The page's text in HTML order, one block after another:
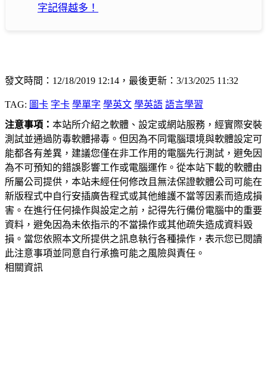
字記得越多！
發文時間：12/18/2019 12:14，最後更新：3/13/2025 11:32
TAG: 圖卡 字卡 學單字 學英文 學英語 語言學習
注意事項： 本站所介紹之軟體、設定或網站服務，經實際安裝
測試並通過防毒軟體掃毒。但因為不同電腦環境與軟體設定可
能都各有差異，建議您僅在非工作用的電腦先行測試，避免因
為不可預知的錯誤影響工作或電腦運作。從本站下載的軟體由
所屬公司提供，本站未經任何修改且無法保證軟體公司可能在
新版程式中自行安插廣告程式或其他維護不當等因素而造成損
害。在進行任何操作與設定之前，記得先行備份電腦中的重要
資料，避免因為未依指示的不當操作或其他疏失造成資料毀
損。當您依照本文所提供之訊息執行各種操作，表示您已閱讀
此注意事項並同意自行承擔可能之風險與責任。
相關資訊